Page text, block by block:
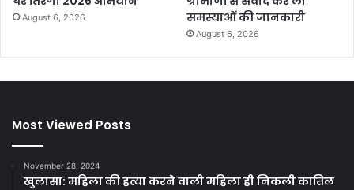
August 6, 2026
समस्याओं की जानकारी
August 6, 2026
Most Viewed Posts
November 28, 2024
खुलासा: महिला की हत्या करने वाली महिला ही निकली कातिल